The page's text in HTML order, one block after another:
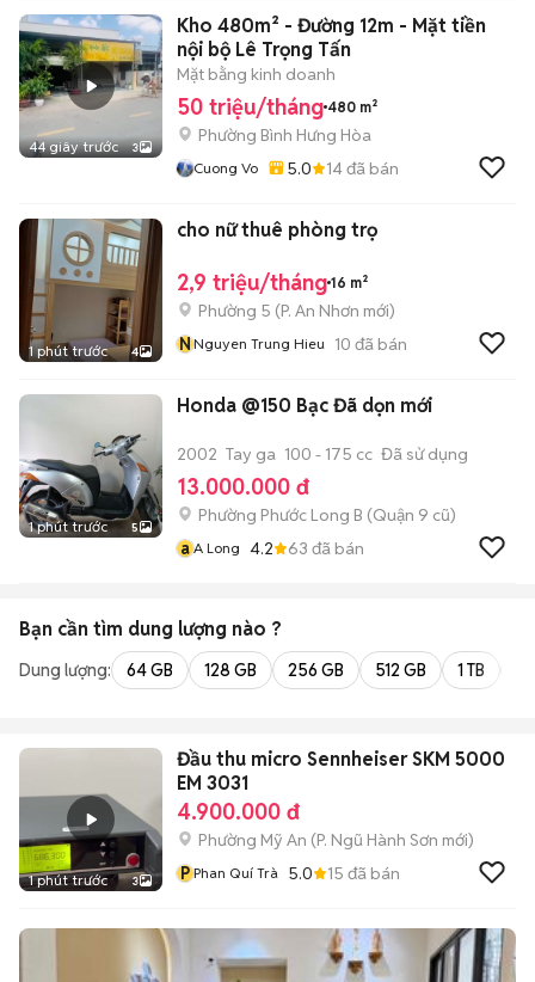
44 giây trước 3
Kho 480m² - Đường 12m - Mặt tiền
nội bộ Lê Trọng Tấn
Mặt bằng kinh doanh
50 triệu/tháng 480 m²
Phường Bình Hưng Hòa
Cuong Vo 5.0 14đã bán
1 phút trước 4
cho nữ thuê phòng trọ
2,9 triệu/tháng 16 m²
Phường 5 (P. An Nhơn mới)
NNguyen Trung Hieu 10 đã bán
1 phút trước 5
Honda @150 Bạc Đã dọn mới
2002 Tay ga 100 - 175 cc Đã sử dụng
13.000.000 đ
Phường Phước Long B (Quận 9 cũ)
a A Long 4.2 63 đã bán
Bạn cần tìm dung lượng nào ?
Dung lượng: 64 GB 128 GB 256 GB 512 GB 1 TB
1 phút trước 3
Đầu thu micro Sennheiser SKM 5000
EM 3031
4.900.000 đ
Phường Mỹ An (P. Ngũ Hành Sơn mới)
P Phan Quí Trà 5.0 15 đã bán